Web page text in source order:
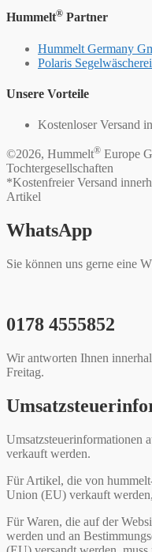
Hummelt® Partner
Hummelt Germany
Polaris
Unsere Vorteile
Kostenloser Versand
©2026, Hummelt® Europe
Tochtergesellschaften
*Kostenfreier Versand
Artikel
WhatsApp
Sie können uns gerne eine
0178 4555852
Wir antworten Ihnen
Freitag.
Umsatzsteuerinformationen
verkauft werden.
Für Artikel, die von
Union (EU) verkauft
Für Waren, die auf der
werden und an